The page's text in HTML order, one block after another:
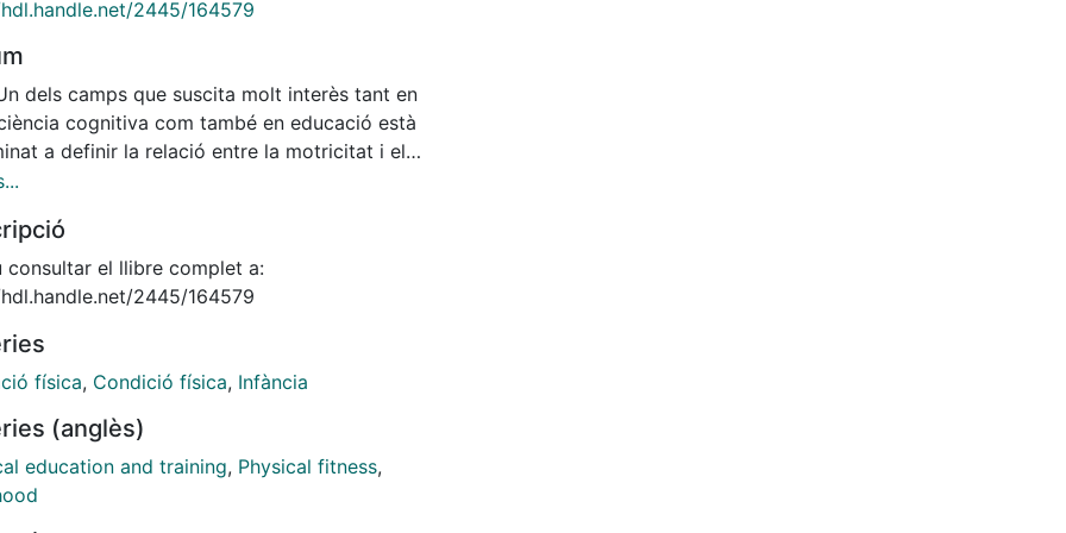
2445/164579
dels camps que suscita molt interès tant en
cognitiva com també en educació està
a definir la relació entre la motricitat i el
de les funcions executives al
de traslladar els coneixements d’aquest camp
a l’àmbit educatiu està
debats transcendents entre diferents autors
de la motricitat en la maduració de les Funcions
B) Estudiar les característiques
i C) Investigar el paper que juguen
Executives durant l’aprenentatge.
pretén relacionar ambdós camps de recerca,
consultar el llibre complet a:
2445/164579
física, Condició física, Infància
(anglès)
education and training, Physical fitness,